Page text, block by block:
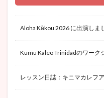
Aloha Kākou 2026 に出演しま
Kumu Kaleo Trinidadのワーク
レッスン日誌：キニマカレフア